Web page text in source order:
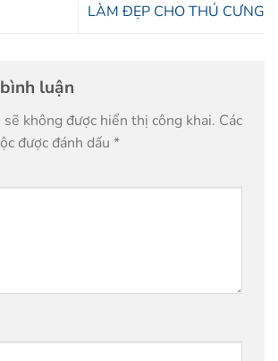
LÀM ĐẸP CHO THÚ CƯNG
luận
sẽ không được hiển thị công khai. Các
được đánh dấu *